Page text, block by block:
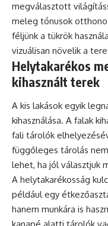
megválasztott
meleg tónusok
féljünk a tükrök
vizuálisan növelik a
Helytakarékos
kihasznált terek
A kis lakások egyik
kihasználása. A falak
fali tárolók
függőleges tárolás
lehet, ha jól választjuk
A helytakarékosság
például egy
hanem munkára is
kanapé alatti tárolók